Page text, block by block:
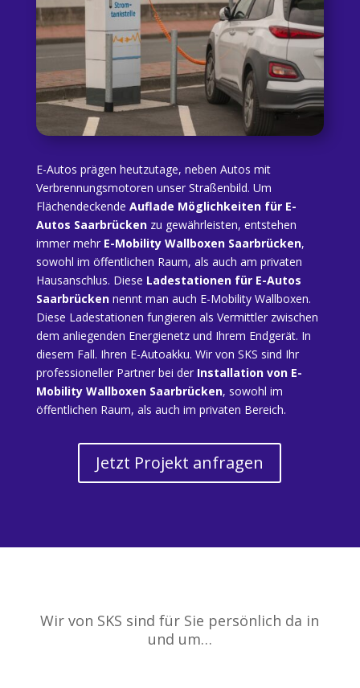
E-Autos prägen heutzutage, neben Autos mit
Verbrennungsmotoren unser Straßenbild. Um
Flächendeckende Auflade Möglichkeiten für E-
Autos Saarbrückenzu gewährleisten, entstehen
immer mehr E-Mobility Wallboxen Saarbrücken,
sowohl im öffentlichen Raum, als auch am privaten
Hausanschlus. Diese Ladestationen für E-Autos
Saarbrückennennt man auch E-Mobility Wallboxen.
Diese Ladestationen fungieren als Vermittler zwischen
dem anliegenden Energienetz und Ihrem Endgerät. In
diesem Fall. Ihren E-Autoakku. Wir von SKS sind Ihr
professioneller Partner bei der Installation von E-
Mobility Wallboxen Saarbrücken, sowohl im
öffentlichen Raum, als auch im privaten Bereich.
Jetzt Projekt anfragen
Wir von SKS sind für Sie persönlich da in
und um…